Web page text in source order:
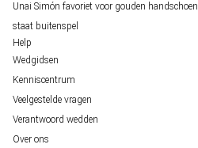
Unai Simón favoriet voor gouden
staat buitenspel
Help
Wedgidsen
Kenniscentrum
Veelgestelde vragen
Verantwoord wedden
Over ons